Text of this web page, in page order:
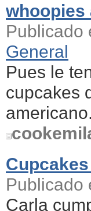
whoopies
Publicado
General
Pues le
cupcakes
Publicado
Carla